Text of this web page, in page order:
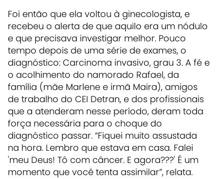
Foi então que ela voltou à ginecologista, e
recebeu o alerta de que aquilo era um nódulo
e que precisava investigar melhor. Pouco
tempo depois de uma série de exames, o
diagnóstico: Carcinoma invasivo, grau 3. A fé e
o acolhimento do namorado Rafael, da
família (mãe Marlene e irmã Maira), amigos
de trabalho do CEI Detran, e dos profissionais
que a atenderam nesse período, deram toda
força necessária para o choque do
diagnóstico passar. “Fiquei muito assustada
na hora. Lembro que estava em casa. Falei
'meu Deus! Tô com câncer. E agora???' É um
momento que você tenta assimilar”, relata.